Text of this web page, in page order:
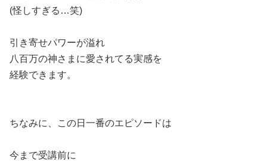
(怪しすぎる…笑)
引き寄せパワーが溢れ
八百万の神さまに愛されてる実感を
経験できます。
ちなみに、この日一番のエピソードは
今まで受講前に